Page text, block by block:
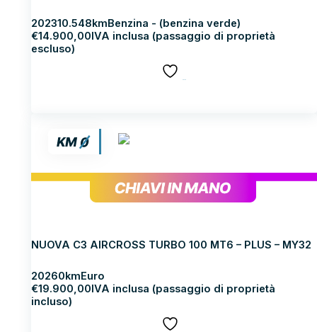
202310.548kmBenzina - (benzina verde)
€14.900,00IVA inclusa (passaggio di proprietà
escluso)
NUOVA C3 AIRCROSS TURBO 100 MT6 – PLUS – MY32
20260kmEuro
€19.900,00IVA inclusa (passaggio di proprietà
incluso)